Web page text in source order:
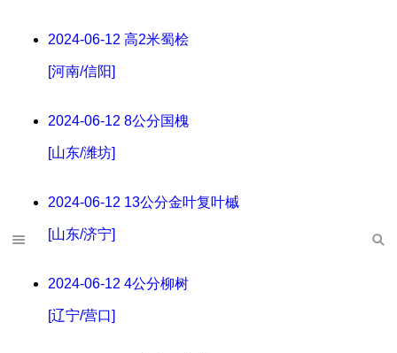
2024-06-12 高2米蜀桧
[河南/信阳]
2024-06-12 8公分国槐
[山东/潍坊]
2024-06-12 13公分金叶复叶槭
[山东/济宁]
2024-06-12 4公分柳树
[辽宁/营口]